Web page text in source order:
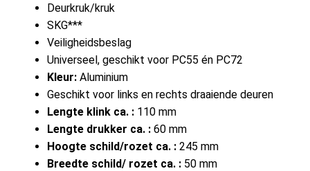
Deurkruk/kruk
SKG***
Veiligheidsbeslag
Universeel, geschikt voor PC55 én PC72
Kleur: Aluminium
Geschikt voor links en rechts draaiende deuren
Lengte klink ca. : 110 mm
Lengte drukker ca. : 60 mm
Hoogte schild/rozet ca. : 245 mm
Breedte schild/ rozet ca. : 50 mm